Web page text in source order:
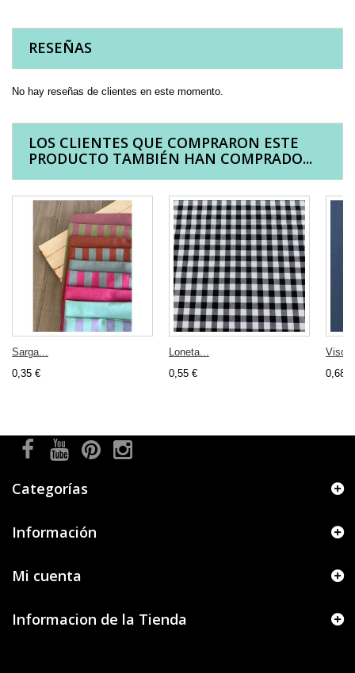
RESEÑAS
No hay reseñas de clientes en este momento.
LOS CLIENTES QUE COMPRARON ESTE
PRODUCTO TAMBIÉN HAN COMPRADO...
Sarga...
0,35 €
Loneta...
0,55 €
0,68 €
Categorías
Información
Mi cuenta
Informacion de la Tienda